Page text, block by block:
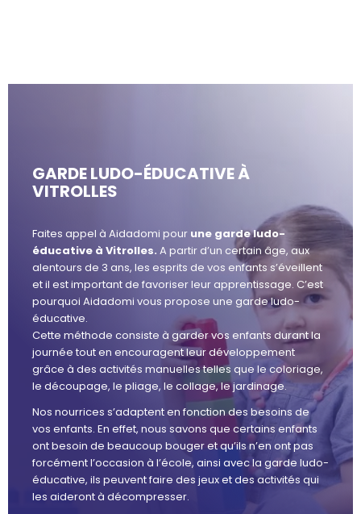
GARDE LUDO-ÉDUCATIVE À
VITROLLES
Faites appel à Aidadomi pour une garde ludo-
éducative à Vitrolles. A partir d’un certain âge, aux
alentours de 3 ans, les esprits de vos enfants s’éveillent
et il est important de favoriser leur apprentissage. C’est
pourquoi Aidadomi vous propose une garde ludo-
éducative.
Cette méthode consiste à garder vos enfants durant la
journée tout en encouragent leur développement
grâce à des activités manuelles telles que le coloriage,
le découpage, le pliage, le collage, le jardinage.
Nos nourrices s’adaptent en fonction des besoins de
vos enfants. En effet, nous savons que certains enfants
ont besoin de beaucoup bouger et qu’ils n’en ont pas
forcément l’occasion à l’école, ainsi avec la garde ludo-
éducative, ils peuvent faire des jeux et des activités qui
les aideront à décompresser.